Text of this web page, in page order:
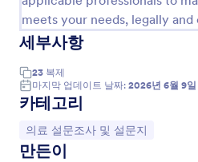
meets your needs, legally
세부사항
23 복제
마지막 업데이트 날짜: 2026년 6월 9일
카테고리
카테고리로 이동:
의료 설문조사 및 설문지
만든이